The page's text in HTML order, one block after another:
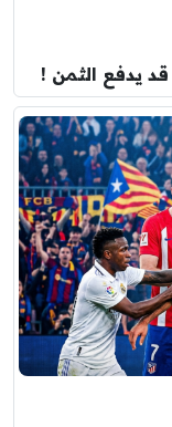
يدفع الثمن !